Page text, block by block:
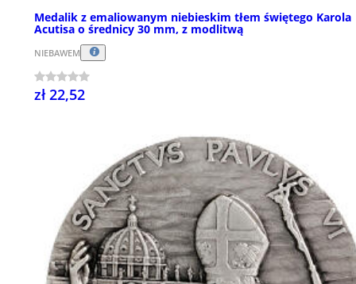
Medalik z emaliowanym niebieskim tłem świętego Karola
Acutisa o średnicy 30 mm, z modlitwą
NIEBAWEM
zł 22,52